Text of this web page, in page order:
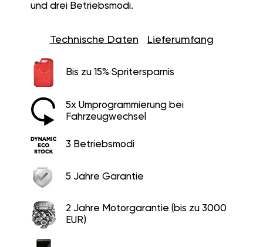
und drei Betriebsmodi.
Technische Daten Lieferumfang
Bis zu 15% Spritersparnis
5x Umprogrammierung bei
Fahrzeugwechsel
3 Betriebsmodi
5 Jahre Garantie
2 Jahre Motorgarantie (bis zu 3000
EUR)